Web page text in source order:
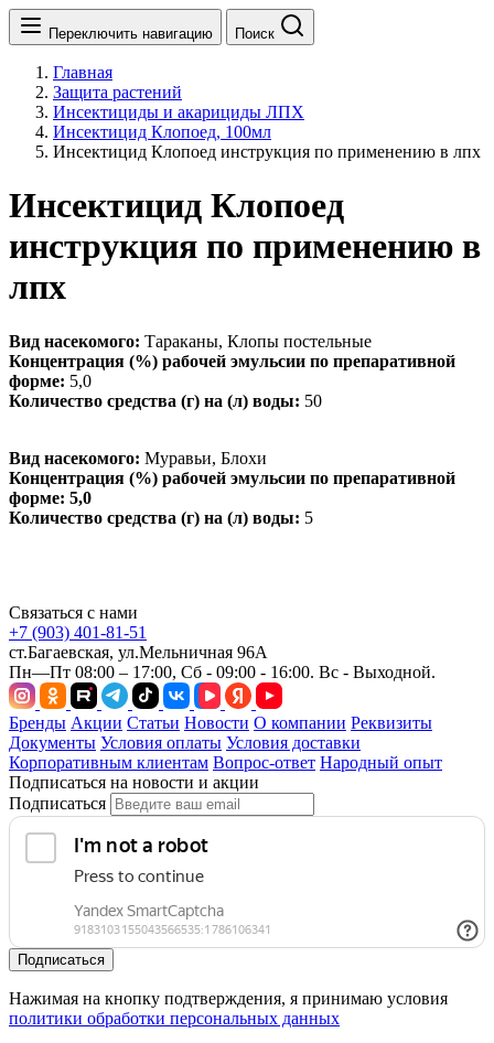
Переключить навигацию Поиск
Главная
Защита растений
Инсектициды и акарициды ЛПХ
Инсектицид Клопоед, 100мл
Инсектицид Клопоед инструкция по применению в лпх
Инсектицид Клопоед
инструкция по применению в
лпх
Вид насекомого: Тараканы, Клопы постельные
Концентрация (%) рабочей эмульсии по препаративной
форме: 5,0
Количество средства (г) на (л) воды: 50
Вид насекомого: Муравьи, Блохи
Концентрация (%) рабочей эмульсии по препаративной
форме: 5,0
Количество средства (г) на (л) воды: 5
Связаться с нами
+7 (903) 401-81-51
ст.Багаевская, ул.Мельничная 96А
Пн—Пт 08:00 – 17:00, Сб - 09:00 - 16:00. Вс - Выходной.
Бренды Акции Статьи Новости О компании Реквизиты
Документы Условия оплаты Условия доставки
Корпоративным клиентам Вопрос-ответ Народный опыт
Подписаться на новости и акции
Подписаться
Подписаться
Нажимая на кнопку подтверждения, я принимаю условия
политики обработки персональных данных